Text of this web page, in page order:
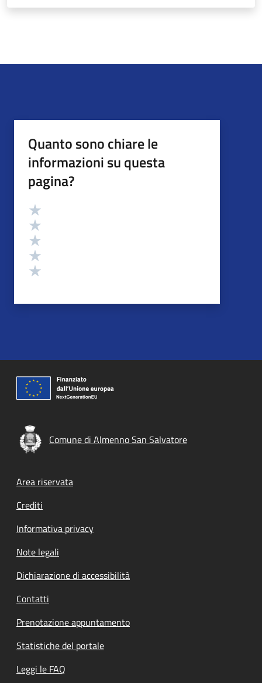
Quanto sono chiare le
informazioni su questa
pagina?
Valutazione
Comune di Almenno San Salvatore
Footer menu
Area riservata
Crediti
Informativa privacy
Note legali
Dichiarazione di accessibilità
Contatti
Prenotazione appuntamento
Statistiche del portale
Leggi le FAQ